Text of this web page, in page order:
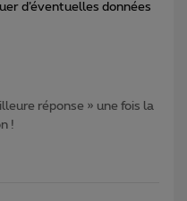
d’éventuelles données
réponse » une fois la
!